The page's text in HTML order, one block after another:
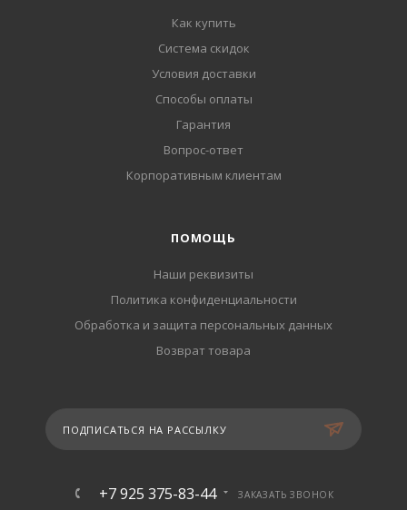
Как купить
Система скидок
Условия доставки
Способы оплаты
Гарантия
Вопрос-ответ
Корпоративным клиентам
ПОМОЩЬ
Наши реквизиты
Политика конфиденциальности
Обработка и защита персональных данных
Возврат товара
ПОДПИСАТЬСЯ НА РАССЫЛКУ
+7 925 375-83-44 ЗАКАЗАТЬ ЗВОНОК